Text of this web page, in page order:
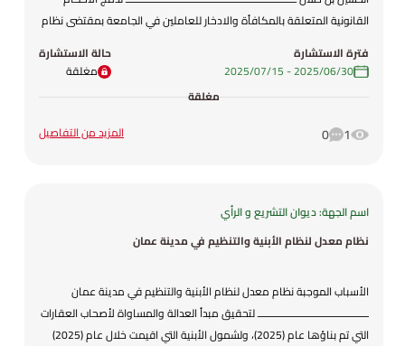
القانونية المتعلقة بالمكافأة والادخار للعاملين في الجامعة بمقتضى نظام
والمتضمنة عدم منح مكافأة نهاية الخدمة لأي عامل يعيين بعد نفاذ
أحكام مشروع النظام . ولتحقيق وفر مالي على موازنة الجامعة يتمثل
بإلغاء المواد المتعلقة بالتعويض . ولتوحيد الأحكام القانونية في الجامعات
الأردنية الرسمية . فقد تم وضع مشروع هذا النظام .
فترة الاستشارة
30‏/06‏/2025
-
15‏/07‏/2025
حالة الاستشارة
مغلقة
مغلقة
1
0 المزيد من التفاصيل
اسم الجهة: ديوان التشريع و الرأي
نظام معدل لنظام الأبنية والتنظيم في مدينة عمان
الأسباب الموجبة نظام معدل لنظام الأبنية والتنظيم في مدينة عمان
ـــــــــــــــــــــــــــــــــــــــــ لتحقيق مبدأ العدالة والمساواة لأصحاب العقارات
التي تم بناؤها عام (2025)، ولشمول الأبنية التي اقيمت خلال عام (2025)